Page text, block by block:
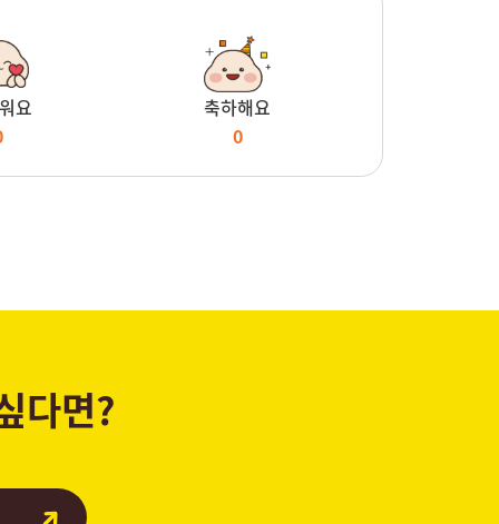
요
축하해요
0
다면?